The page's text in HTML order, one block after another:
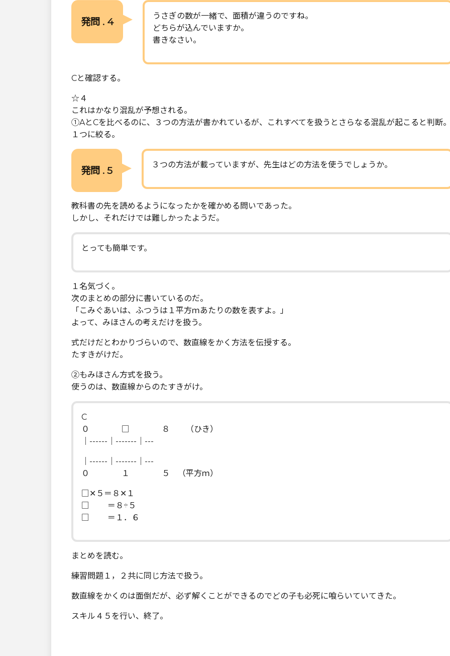
発問 . 4
うさぎの数が一緒で、面積が違うのですね。
どちらが込んでいますか。
書きなさい。
Cと確認する。
☆４
これはかなり混乱が予想される。
①AとCを比べるのに、３つの方法が書かれているが、これすべてを扱うとさらなる混乱が起こると判断
１つに絞る。
発問 . 5 ３つの方法が載っていますが、先生はどの方法を使うでしょうか。
教科書の先を読めるようになったかを確かめる問いであった。
しかし、それだけでは難しかったようだ。
とっても簡単です。
１名気づく。
次のまとめの部分に書いているのだ。
「こみぐあいは、ふつうは１平方ｍあたりの数を表すよ。」
よって、みほさんの考えだけを扱う。
式だけだとわかりづらいので、数直線をかく方法を伝授する。
たすきがけだ。
②もみほさん方式を扱う。
使うのは、数直線からのたすきがけ。
C
０ □ ８ （ひき）
｜------｜-------｜---
｜------｜-------｜---
０ １ ５ （平方ｍ）
□✕５＝８✕１
□ ＝８÷５
□ ＝１．６
まとめを読む。
練習問題１，２共に同じ方法で扱う。
数直線をかくのは面倒だが、必ず解くことができるのでどの子も必死に喰らいていてきた。
スキル４５を行い、終了。